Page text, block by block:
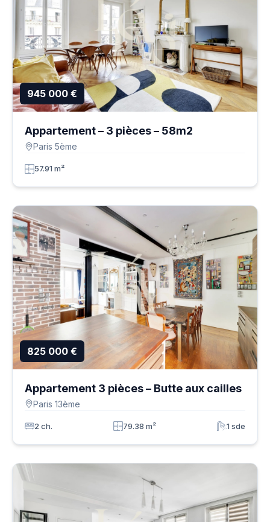
945 000 €
Appartement – 3 pièces – 58m2
Paris 5ème
57.91 m²
825 000 €
Appartement 3 pièces – Butte aux cailles
Paris 13ème
2 ch. 79.38 m² 1 sde